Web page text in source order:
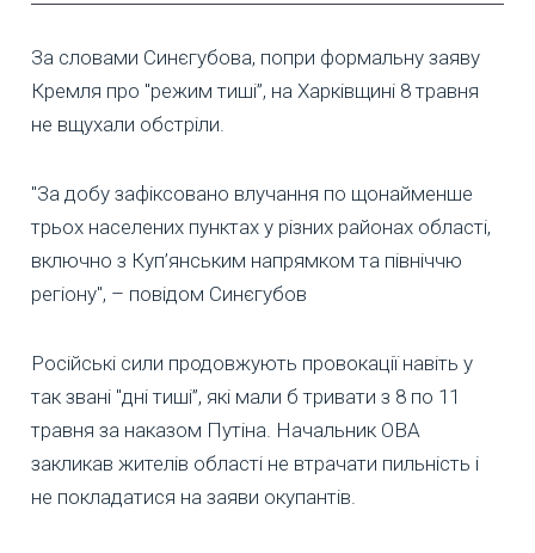
За словами Синєгубова, попри формальну заяву
Кремля про "режим тиші”, на Харківщині 8 травня
не вщухали обстріли.
"За добу зафіксовано влучання по щонайменше
трьох населених пунктах у різних районах області,
включно з Куп’янським напрямком та північчю
регіону", – повідом Синєгубов
Російські сили продовжують провокації навіть у
так звані "дні тиші”, які мали б тривати з 8 по 11
травня за наказом Путіна. Начальник ОВА
закликав жителів області не втрачати пильність і
не покладатися на заяви окупантів.